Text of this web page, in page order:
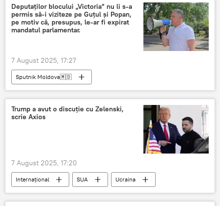
Deputaților blocului „Victoria” nu li s-a
permis să-i viziteze pe Guțul și Popan,
pe motiv că, presupus, le-ar fi expirat
mandatul parlamentar.
7 August 2025, 17:27
Sputnik Moldova🇲🇩
Trump a avut o discuție cu Zelenski,
scrie Axios
7 August 2025, 17:20
Internațional SUA
Ucraina
Donal Trump
Volodimir Zelenski